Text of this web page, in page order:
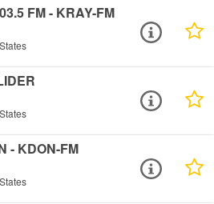
FM - KRAY-FM
- KDON-FM